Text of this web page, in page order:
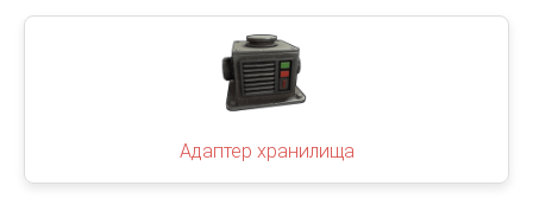
Адаптер хранилища